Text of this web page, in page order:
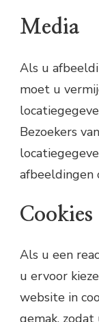
Media
Als u
moet u
Bezoekers
afbeeldingen
Cookies
Als u een
u ervoor
website in